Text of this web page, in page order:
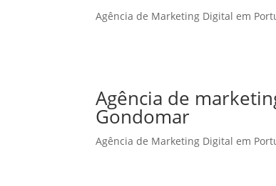
Agência de Marketing Digital em
Agência de
Gondomar
Agência de Marketing Digital em